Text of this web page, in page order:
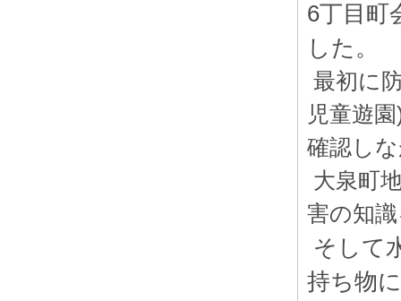
6丁目町
した。
最初に
児童遊
確認し
大泉町
害の知
そして
持ち物